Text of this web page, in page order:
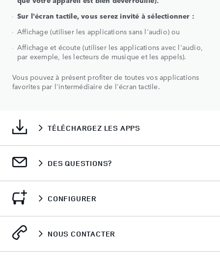
Sur l'écran tactile, vous serez invité à sélectionner :
Affichage (utiliser les applications sans l'audio) ou
Affichage et écoute (utiliser les applications avec l'audio,
par exemple, les lecteurs de musique et les appels).
Vous pouvez à présent profiter de toutes vos applications
favorites par l'intermédiaire de l'écran tactile.
TÉLÉCHARGEZ LES APPS
DES QUESTIONS?
CONFIGURER
NOUS CONTACTER